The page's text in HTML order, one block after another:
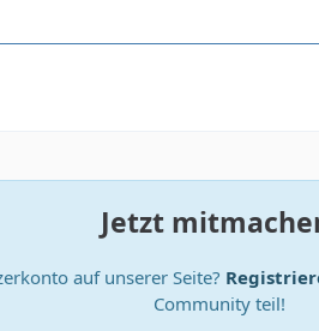
Jetzt
auf unserer Seite?
Community teil!